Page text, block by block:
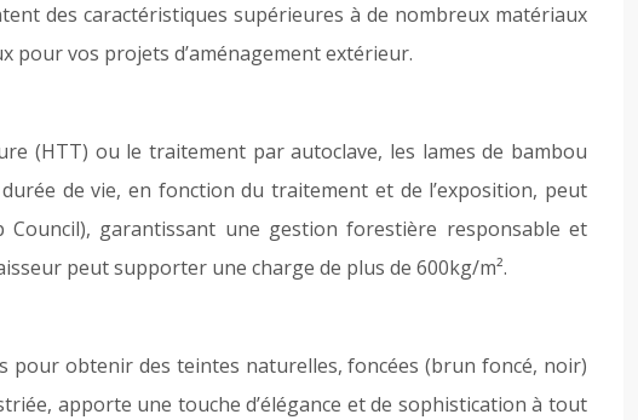
des caractéristiques supérieures à de nombreux matériaux
vos projets d’aménagement extérieur.
(HTT) ou le traitement par autoclave, les lames de bambou
de vie, en fonction du traitement et de l’exposition, peut
Council), garantissant une gestion forestière responsable et
peut supporter une charge de plus de 600kg/m².
pour obtenir des teintes naturelles, foncées (brun foncé, noir)
apporte une touche d’élégance et de sophistication à tout